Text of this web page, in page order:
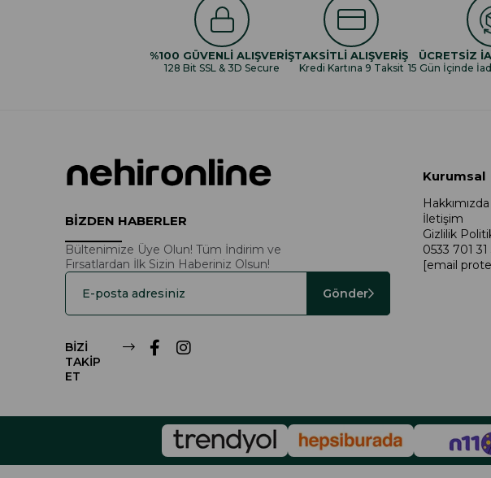
%100 GÜVENLİ ALIŞVERİŞ
128 Bit SSL & 3D Secure
TAKSİTLİ ALIŞVERİŞ
Kredi Kartına 9 Taksit
ÜCRETSİZ
15 Gün İçinde
BİZDEN HABERLER
Bültenimize Üye Olun! Tüm İndirim ve
Fırsatlardan İlk Sizin Haberiniz Olsun!
Gönder
BİZİ
TAKİP
ET
Kurumsal
Hakkımızda
İletişim
Gizlilik
0533 701
[email